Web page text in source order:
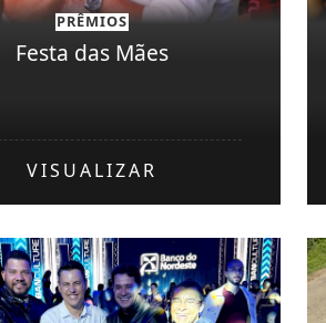
PRÊMIOS
Festa das Mães
VISUALIZAR